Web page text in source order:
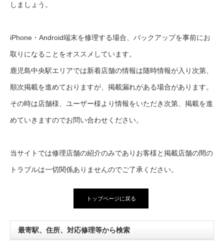
しましょう。
iPhone・Android端末を修理する場合、バックアップを事前にお
取りになることをオススメしています。
鹿児島中央駅エリアでは新着店舗の情報は随時情報が入り次第、
順次掲載を進めておりますが、掲載漏れがある場合があります。
その時は店舗様、ユーザー様より情報をいただき次第、掲載を進
めていきますのでお問い合わせください。
当サイトでは修理店舗の紹介のみでありお客様と掲載店舗の間の
トラブルは一切関係ありませんのでご了承ください。
トップページに戻る
最寄駅、住所、対応修理等から検索